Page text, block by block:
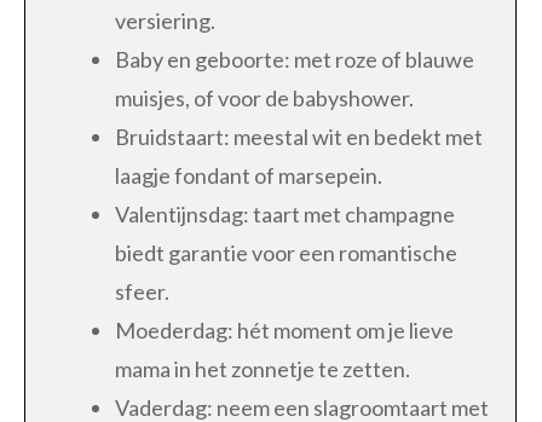
versiering.
Baby en geboorte: met roze of blauwe
muisjes, of voor de babyshower.
Bruidstaart: meestal wit en bedekt met
laagje fondant of marsepein.
Valentijnsdag: taart met champagne
biedt garantie voor een romantische
sfeer.
Moederdag: hét moment om je lieve
mama in het zonnetje te zetten.
Vaderdag: neem een slagroomtaart met